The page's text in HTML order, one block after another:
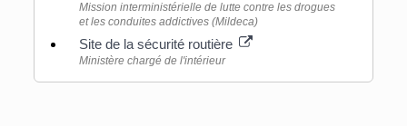
Mission interministérielle de lutte contre les drogues
et les conduites addictives (Mildeca)
Site de la sécurité routière
Ministère chargé de l'intérieur